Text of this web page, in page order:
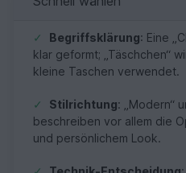
✓ Begriffsklärung: Eine
klar geformt; „Täschchen“
kleine Taschen verwendet.
✓ Stilrichtung: „Modern“
beschreiben vor allem die
und persönlichem Look.